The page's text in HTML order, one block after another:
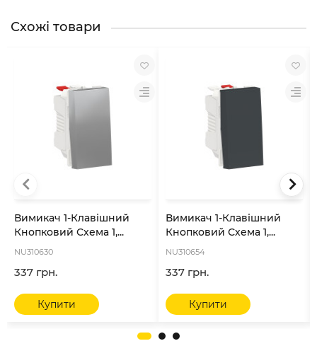
Схожі товари
Вимикач 1-Клавішний
Кнопковий Схема 1,...
NU310630
337 грн.
Купити
Вимикач 1-Клавішний
Кнопковий Схема 1,...
NU310654
337 грн.
Купити